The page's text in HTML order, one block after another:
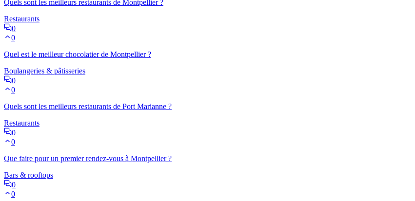
Quels sont les meilleurs restaurants de Montpellier ?
Restaurants
0
0
Quel est le meilleur chocolatier de Montpellier ?
Boulangeries & pâtisseries
0
0
Quels sont les meilleurs restaurants de Port Marianne ?
Restaurants
0
0
Que faire pour un premier rendez-vous à Montpellier ?
Bars & rooftops
0
0